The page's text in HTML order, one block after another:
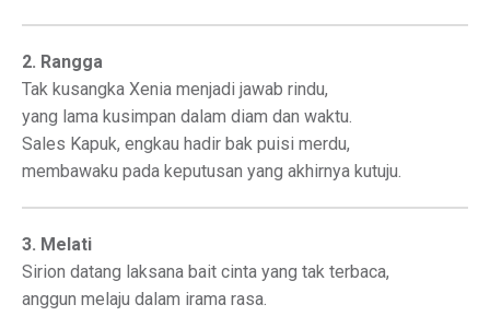
2. Rangga
Tak kusangka Xenia menjadi jawab rindu,
yang lama kusimpan dalam diam dan waktu.
Sales Kapuk, engkau hadir bak puisi merdu,
membawaku pada keputusan yang akhirnya kutuju.
3. Melati
Sirion datang laksana bait cinta yang tak terbaca,
anggun melaju dalam irama rasa.